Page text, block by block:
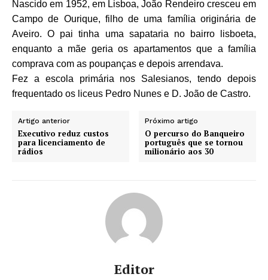
Nascido em 1952, em Lisboa, João Rendeiro cresceu em
Campo de Ourique, filho de uma família originária de
Aveiro. O pai tinha uma sapataria no bairro lisboeta,
enquanto a mãe geria os apartamentos que a família
comprava com as poupanças e depois arrendava.
Fez a escola primária nos Salesianos, tendo depois
frequentado os liceus Pedro Nunes e D. João de Castro.
Artigo anterior
Executivo reduz custos
para licenciamento de
rádios
Próximo artigo
O percurso do Banqueiro
português que se tornou
milionário aos 30
Editor